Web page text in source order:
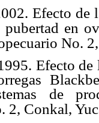
Efecto de
pubertad en
No. 2,
Efecto
de
2, Conkal,